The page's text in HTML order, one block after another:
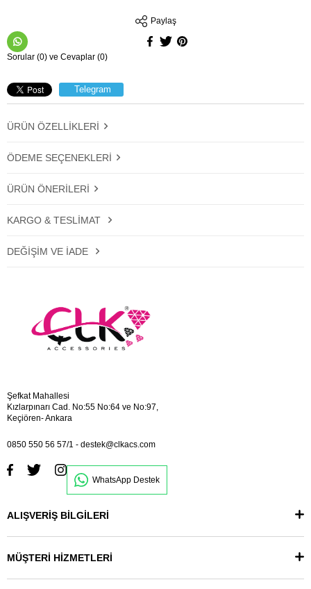
Paylaş
Sorular (0) ve Cevaplar (0)
Telegram
ÜRÜN ÖZELLIKLERI
ÖDEME SEÇENEKLERI
ÜRÜN ÖNERILERI
KARGO & TESLIMAT
DEĞIŞIM VE İADE
Şefkat Mahallesi
Kızlarpınarı Cad. No:55 No:64 ve No:97,
Keçiören- Ankara
0850 550 56 57/1 - destek@clkacs.com
WhatsApp Destek
ALIŞVERİŞ BİLGİLERİ
MÜŞTERİ HİZMETLERİ